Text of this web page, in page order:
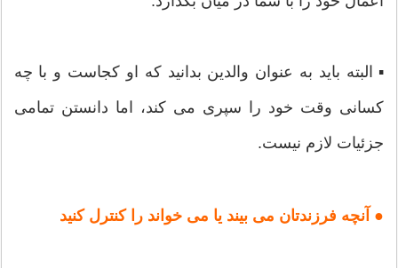
▪ البته باید به عنوان والدین بدانید که او کجاست و با چه
کسانی وقت خود را سپری می کند، اما دانستن تمامی
جزئیات لازم نیست.
● آنچه فرزندتان می بیند یا می خواند را کنترل کنید